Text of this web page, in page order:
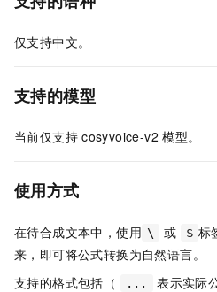
仅支持中文。
支持的模型
当前仅支持 cosyvoice-v2 模型。
使用方式
在待合成文本中，使用 \ 或 $ 标
来，即可将公式转换为自然语言。
支持的格式包括（
... 表示实际